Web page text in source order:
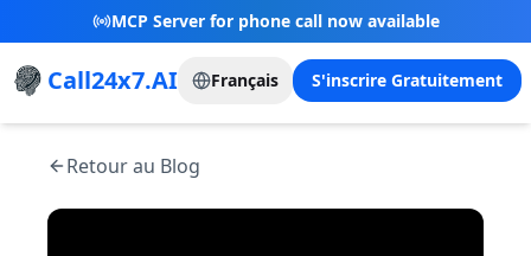
MCP Server for phone call now available
Call24x7.AI Français S'inscrire Gratuitement
Retour au Blog